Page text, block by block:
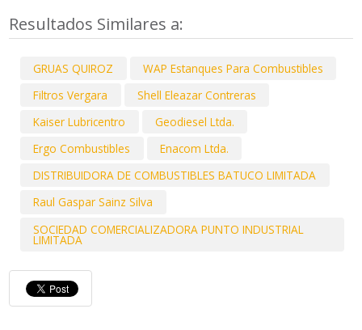
Resultados Similares a:
GRUAS QUIROZ
WAP Estanques Para Combustibles
Filtros Vergara
Shell Eleazar Contreras
Kaiser Lubricentro
Geodiesel Ltda.
Ergo Combustibles
Enacom Ltda.
DISTRIBUIDORA DE COMBUSTIBLES BATUCO LIMITADA
Raul Gaspar Sainz Silva
SOCIEDAD COMERCIALIZADORA PUNTO INDUSTRIAL
LIMITADA